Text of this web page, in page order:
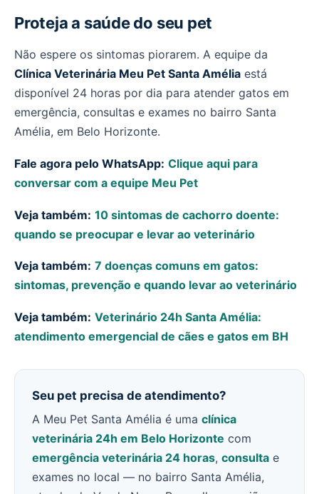
Proteja a saúde do seu pet
Não espere os sintomas piorarem. A equipe da
Clínica Veterinária Meu Pet Santa Amélia está
disponível 24 horas por dia para atender gatos em
emergência, consultas e exames no bairro Santa
Amélia, em Belo Horizonte.
Fale agora pelo WhatsApp: Clique aqui para
conversar com a equipe Meu Pet
Veja também: 10 sintomas de cachorro doente:
quando se preocupar e levar ao veterinário
Veja também: 7 doenças comuns em gatos:
sintomas, prevenção e quando levar ao veterinário
Veja também: Veterinário 24h Santa Amélia:
atendimento emergencial de cães e gatos em BH
Seu pet precisa de atendimento?
A Meu Pet Santa Amélia é uma clínica
veterinária 24h em Belo Horizonte com
emergência veterinária 24 horas, consulta e
exames no local — no bairro Santa Amélia,